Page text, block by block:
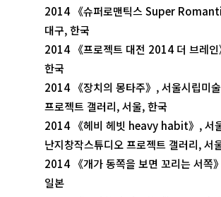
2014 《슈퍼로맨틱스 Super
대구, 한국
2014 《프로젝트 대전 2014 더 브레
한국
2014 《장치의 몽타주》, 서울시립미
프로젝트 갤러리, 서울, 한국
2014 《헤비 헤빗 heavy habit》, 서
난지창작스튜디오 프로젝트 갤러리, 서
2014 《개가 동쪽을 보면 꼬리는 서쪽
일본